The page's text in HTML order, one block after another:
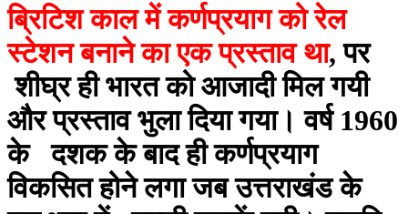
ब्रिटिश काल में कर्णप्रयाग को रेल
स्टेशन बनाने का एक प्रस्ताव था, पर
शीघ्र ही भारत को आजादी मिल गयी
और प्रस्ताव भुला दिया गया। वर्ष 1960
के दशक के बाद ही कर्णप्रयाग
विकसित होने लगा जब उत्तराखंड के